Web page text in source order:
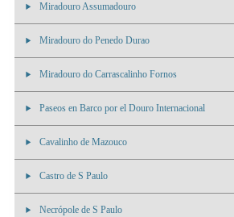
Miradouro Assumadouro
Miradouro do Penedo Durao
Miradouro do Carrascalinho Fornos
Paseos en Barco por el Douro Internacional
Cavalinho de Mazouco
Castro de S Paulo
Necrópole de S Paulo